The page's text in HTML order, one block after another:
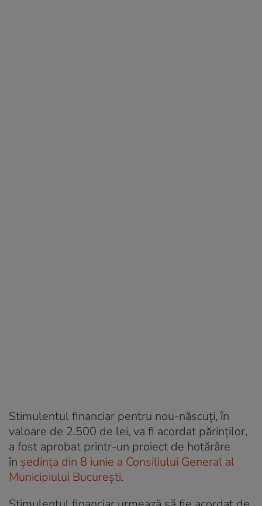
Stimulentul financiar pentru nou-născuți, în
valoare de 2.500 de lei, va fi acordat părinților,
a fost aprobat printr-un proiect de hotărâre
în ședința din 8 iunie a Consiliului General al
Municipiului București.